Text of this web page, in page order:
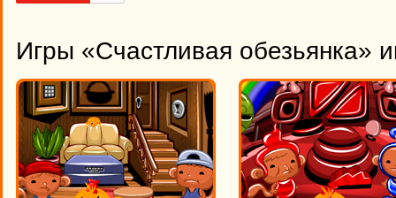
Игры «Счастливая обезьянка»